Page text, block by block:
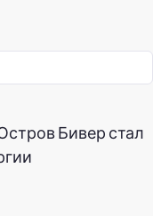
Бивер стал